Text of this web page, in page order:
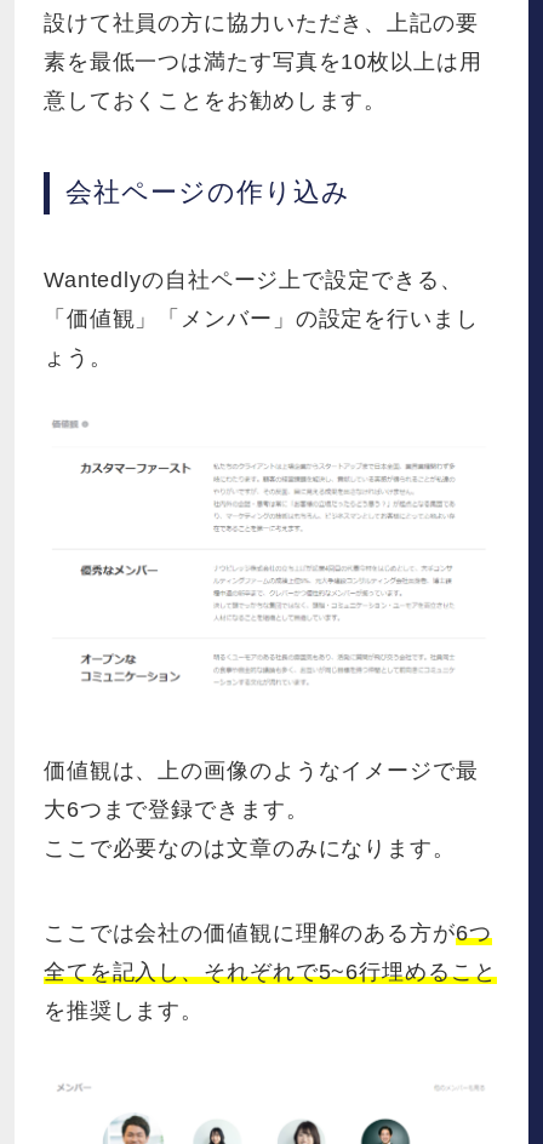
設けて社員の方に協力いただき、上記の要
素を最低一つは満たす写真を10枚以上は用
意しておくことをお勧めします。
会社ページの作り込み
Wantedlyの自社ページ上で設定できる、
「価値観」「メンバー」の設定を行いまし
ょう。
価値観は、上の画像のようなイメージで最
大6つまで登録できます。
ここで必要なのは文章のみになります。
ここでは会社の価値観に理解のある方が6つ
全てを記入し、それぞれで5~6行埋めること
を推奨します。